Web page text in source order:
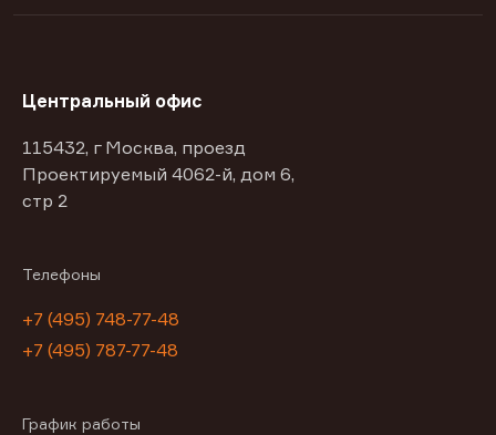
Центральный офис
115432, г Москва, проезд
Проектируемый 4062-й, дом 6,
стр 2
Телефоны
+7 (495) 748-77-48
+7 (495) 787-77-48
График работы